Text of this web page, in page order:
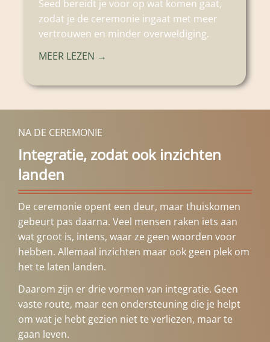
Seed bereidt je voor op wat komen gaat,
zodat je de ceremonie ingaat met meer
vertrouwen en minder overweldiging.
MEER LEZEN →
NA DE CEREMONIE
Integratie, zodat ook inzichten
landen
De ceremonie opent een deur, maar thuiskomen
gebeurt pas daarna. Veel mensen raken iets aan
wat groot is, intens, waar ze geen woorden voor
hebben. Allemaal inzichten maar ook geen plek om
het te laten landen.
Daarom zijn er drie vormen van integratie. Geen
vaste route, maar een ondersteuning die je helpt
om wat je hebt gezien niet te verliezen, maar te
gaan leven.